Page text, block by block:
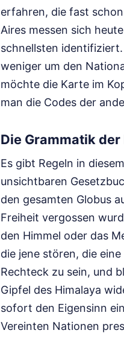
erfahren, die fast
Aires messen sich
schnellsten
weniger um den
möchte die Karte im
man die Codes der
Die Grammatik
Es gibt Regeln in
unsichtbaren
den gesamten Globus
Freiheit vergossen
den Himmel oder das
die jene stören, die
Rechteck zu sein, und
Gipfel des Himalaya
sofort den Eigensinn
Vereinten Nationen